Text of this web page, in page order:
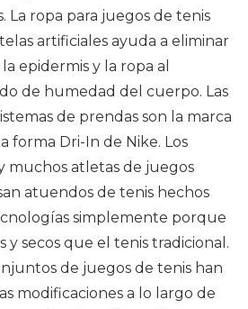
La ropa para juegos de tenis
artificiales ayuda a eliminar
epidermis y la ropa al
de humedad del cuerpo. Las
de prendas son la marca
forma Dri-In de Nike. Los
muchos atletas de juegos
atuendos de tenis hechos
simplemente porque
y secos que el tenis tradicional.
de juegos de tenis han
modificaciones a lo largo de